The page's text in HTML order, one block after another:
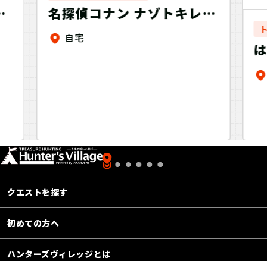
名探偵コナン ナゾトキレタ
ーセット 怪盗キッドver
自宅
クエストを探す
初めての方へ
ハンターズヴィレッジとは